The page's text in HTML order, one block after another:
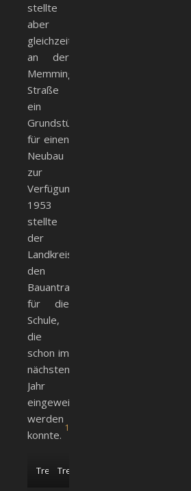
stellte
aber
gleichzeitig
an der
Memminger
Straße
ein
Grundstück
für einen
Neubau
zur
Verfügung.
1953
stellte
der
Landkreis
den
Bauantrag
für die
Schule,
die
schon im
nächsten
Jahr
eingeweiht
werden
konnte.
1
Treppenhaus
Treppenhaus